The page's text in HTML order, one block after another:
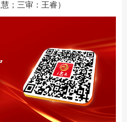
；三审：王睿）